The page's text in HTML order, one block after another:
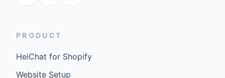
PRODUCT
HeiChat for Shopify
Website Setup